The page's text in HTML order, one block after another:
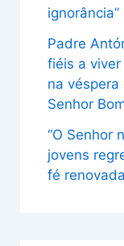
ignorância”
Padre
fiéis a
na
Senhor
“O Senhor
jovens
fé renovada